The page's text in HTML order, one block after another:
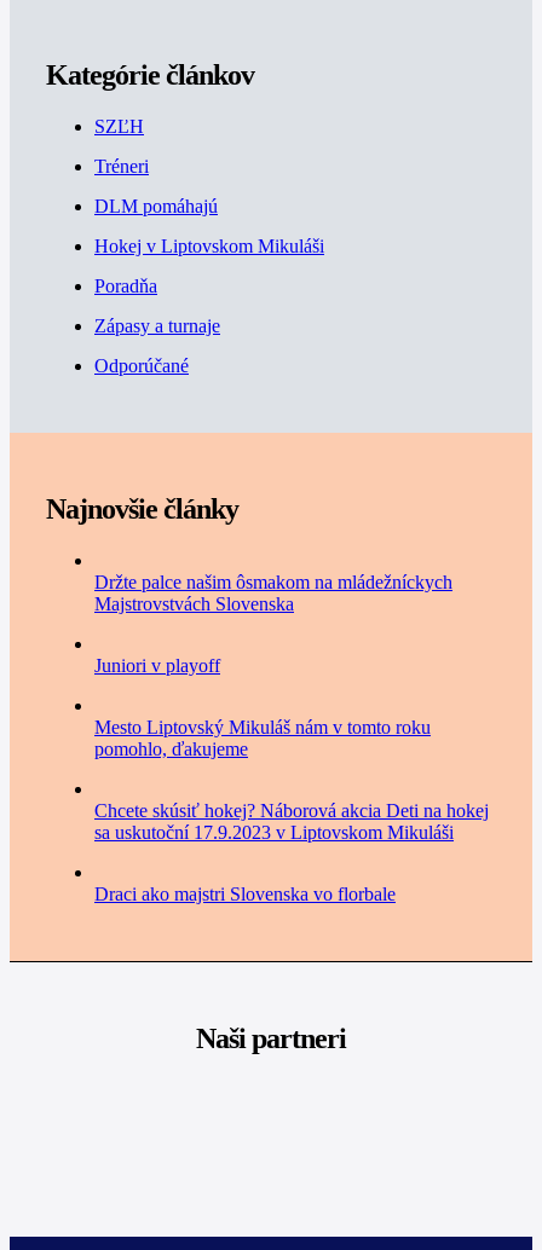
Kategórie článkov
SZĽH
Tréneri
DLM pomáhajú
Hokej v Liptovskom Mikuláši
Poradňa
Zápasy a turnaje
Odporúčané
Najnovšie články
Držte palce našim ôsmakom na mládežníckych
Majstrovstvách Slovenska
Juniori v playoff
Mesto Liptovský Mikuláš nám v tomto roku
pomohlo, ďakujeme
Chcete skúsiť hokej? Náborová akcia Deti na hokej
sa uskutoční 17.9.2023 v Liptovskom Mikuláši
Draci ako majstri Slovenska vo florbale
Naši partneri